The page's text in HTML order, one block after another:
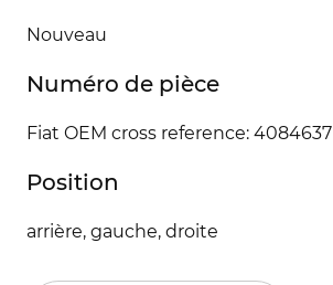
Nouveau
Numéro de pièce
Fiat OEM cross reference: 4084637
Position
arrière, gauche, droite